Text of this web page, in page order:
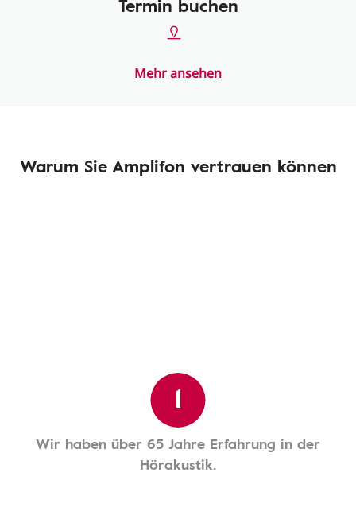
Mehr ansehen
Warum Sie Amplifon vertrauen können
1
Wir haben über 65 Jahre Erfahrung in der
Hörakustik.